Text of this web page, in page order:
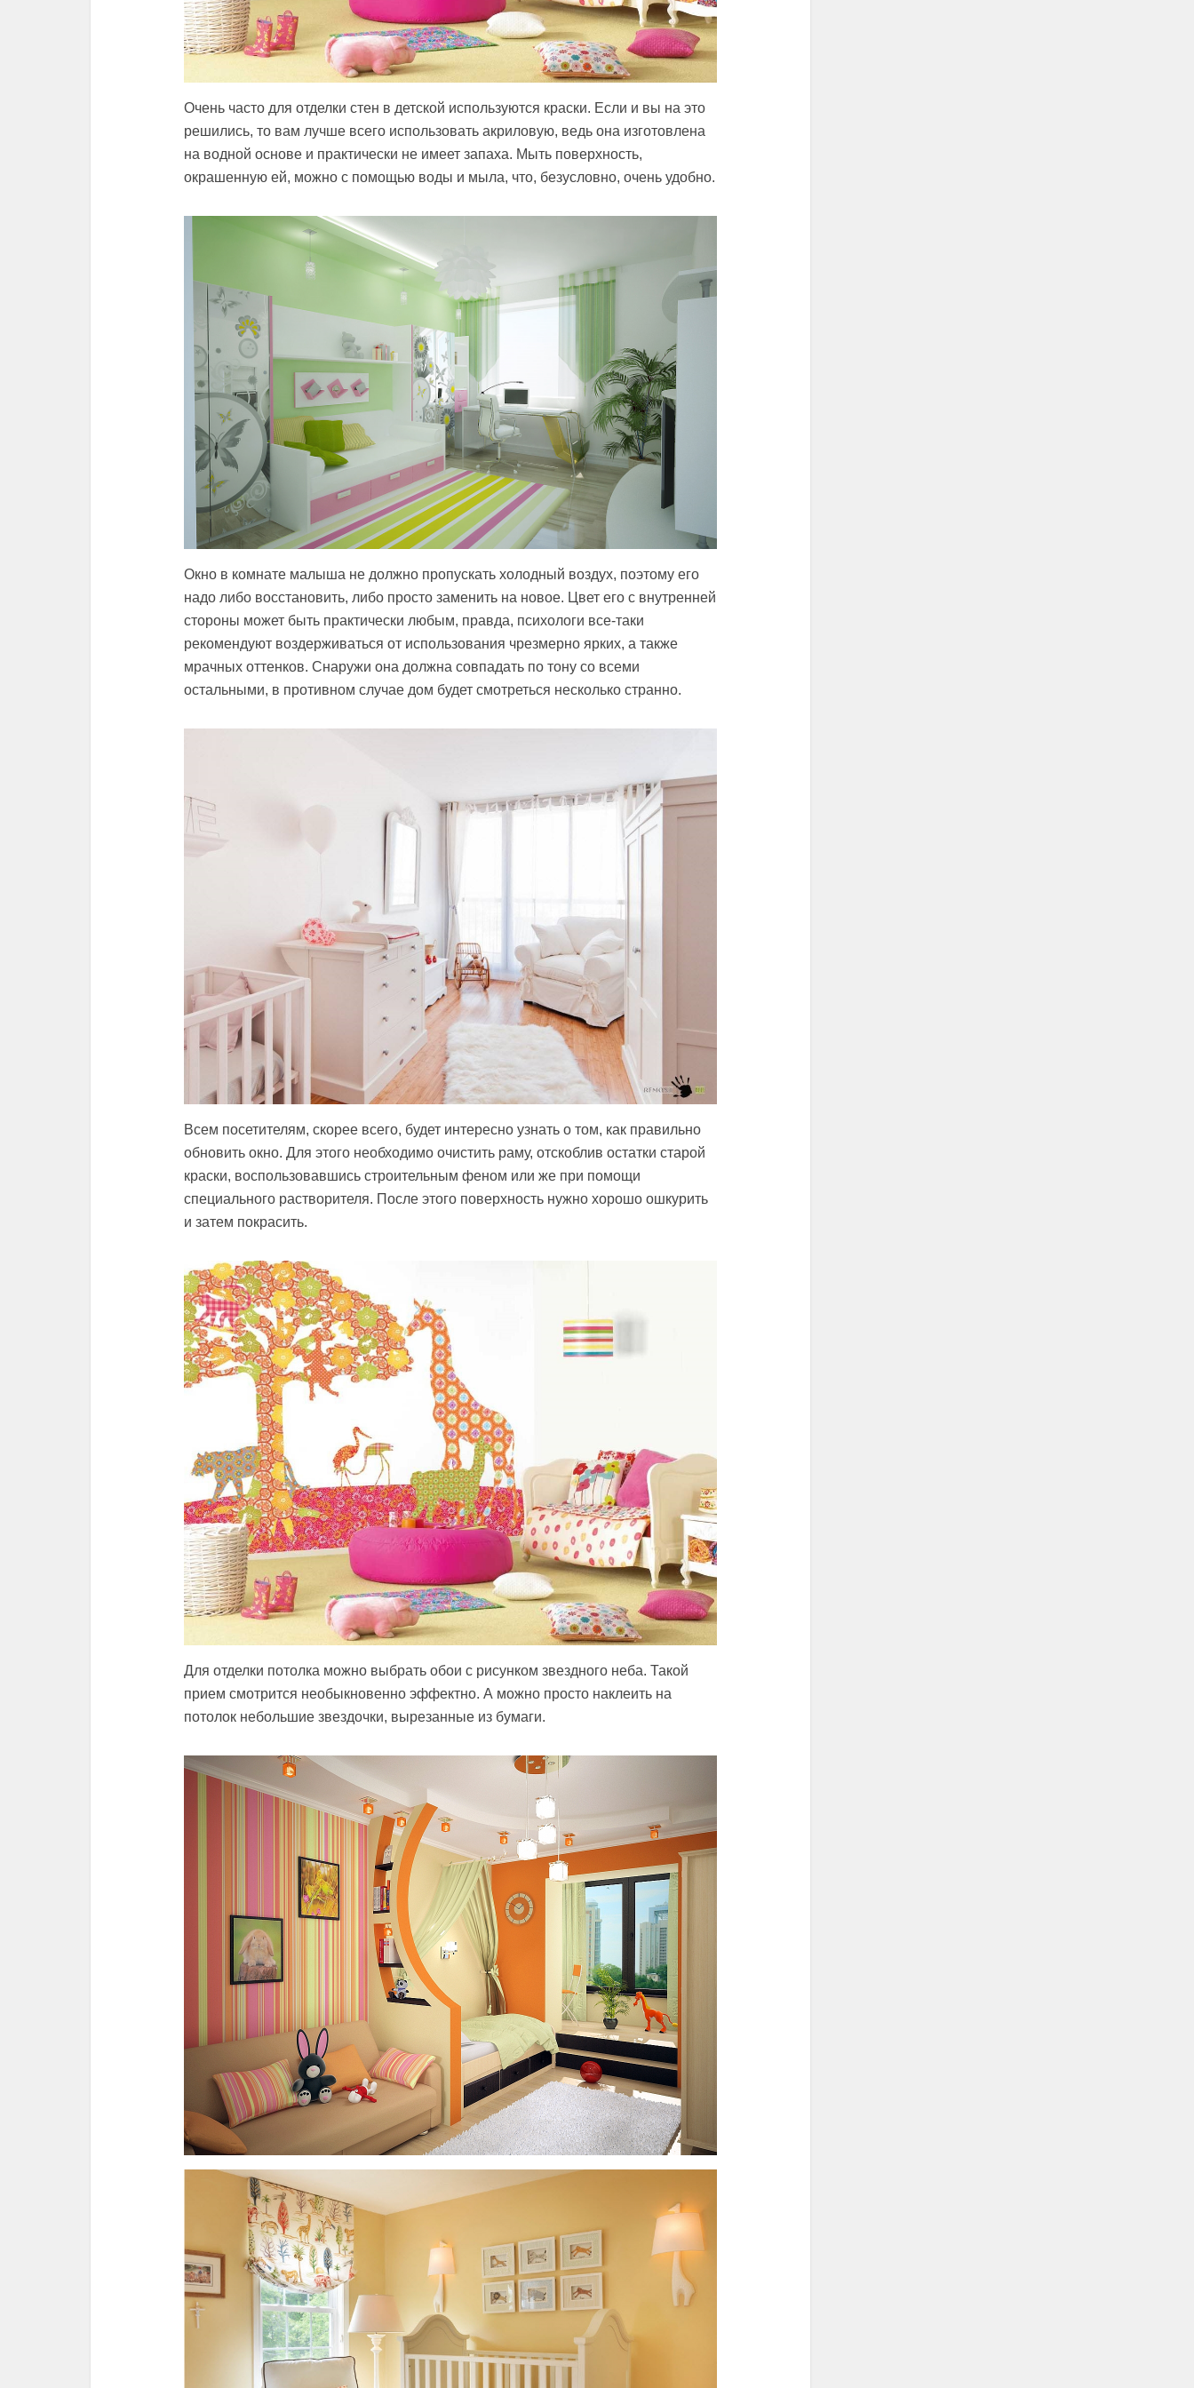
Очень часто для отделки стен в детской используются краски. Если и вы на это
решились, то вам лучше всего использовать акриловую, ведь она изготовлена
на водной основе и практически не имеет запаха. Мыть поверхность,
окрашенную ей, можно с помощью воды и мыла, что, безусловно, очень удобно.
Окно в комнате малыша не должно пропускать холодный воздух, поэтому его
надо либо восстановить, либо просто заменить на новое. Цвет его с внутренней
стороны может быть практически любым, правда, психологи все-таки
рекомендуют воздерживаться от использования чрезмерно ярких, а также
мрачных оттенков. Снаружи она должна совпадать по тону со всеми
остальными, в противном случае дом будет смотреться несколько странно.
Всем посетителям, скорее всего, будет интересно узнать о том, как правильно
обновить окно. Для этого необходимо очистить раму, отскоблив остатки старой
краски, воспользовавшись строительным феном или же при помощи
специального растворителя. После этого поверхность нужно хорошо ошкурить
и затем покрасить.
Для отделки потолка можно выбрать обои с рисунком звездного неба. Такой
прием смотрится необыкновенно эффектно. А можно просто наклеить на
потолок небольшие звездочки, вырезанные из бумаги.